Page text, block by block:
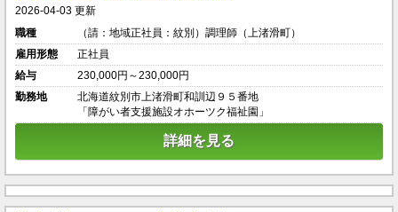
2026-04-03 更新
職種
（請：地域正社員：紋別）調理師（上渚滑町）
雇用形態
正社員
給与
230,000円～230,000円
勤務地
北海道紋別市上渚滑町和訓辺９５番地
「障がい者支援施設オホーツク福祉園」
詳細を見る